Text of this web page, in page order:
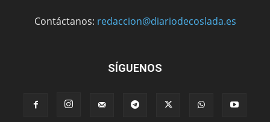
Contáctanos: redaccion@diariodecoslada.es
SÍGUENOS